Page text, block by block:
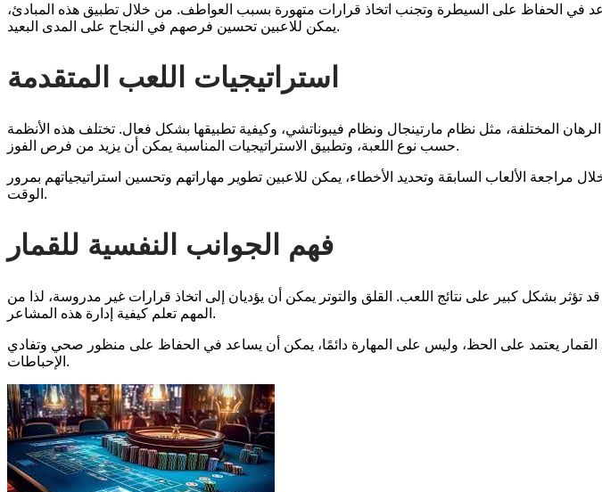
في الحفاظ على السيطرة وتجنب اتخاذ قرارات متهورة بسبب العواطف. من خلال تطبيق هذه المبادئ،
يمكن للاعبين تحسين فرصهم في النجاح على المدى البعيد.
استراتيجيات اللعب المتقدمة
المختلفة، مثل نظام مارتينجال ونظام فيبوناتشي، وكيفية تطبيقها بشكل فعال. تختلف هذه الأنظمة
حسب نوع اللعبة، وتطبيق الاستراتيجيات المناسبة يمكن أن يزيد من فرص الفوز.
مراجعة الألعاب السابقة وتحديد الأخطاء، يمكن للاعبين تطوير مهاراتهم وتحسين استراتيجياتهم بمرور
الوقت.
فهم الجوانب النفسية للقمار
تؤثر بشكل كبير على نتائج اللعب. القلق والتوتر يمكن أن يؤديان إلى اتخاذ قرارات غير مدروسة، لذا من
المهم تعلم كيفية إدارة هذه المشاعر.
القمار يعتمد على الحظ، وليس على المهارة دائمًا، يمكن أن يساعد في الحفاظ على منظور صحي وتفادي
الإحباطات.